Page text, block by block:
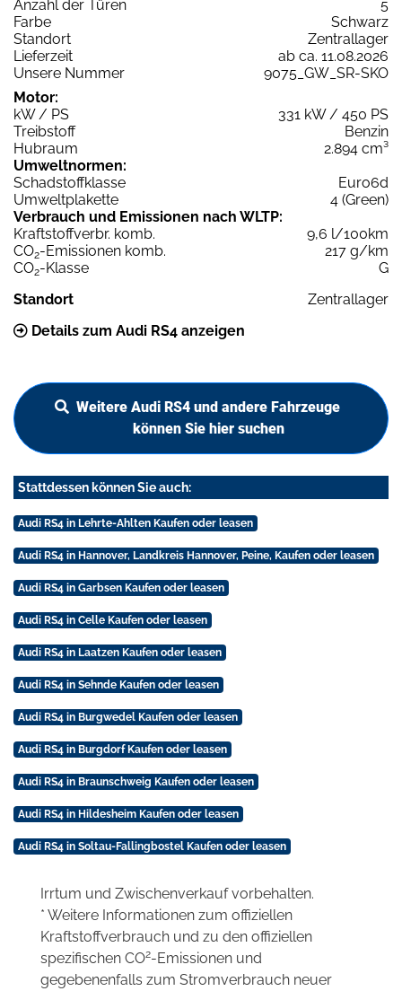
Anzahl der Türen
5
Farbe
Schwarz
Standort
Zentrallager
Lieferzeit
ab ca. 11.08.2026
Unsere Nummer
9075_GW_SR-SKO
Motor:
kW / PS
331 kW / 450 PS
Treibstoff
Benzin
Hubraum
2.894 cm³
Umweltnormen:
Schadstoffklasse
Euro6d
Umweltplakette
4 (Green)
Verbrauch und Emissionen nach WLTP:
Kraftstoffverbr. komb.
9,6 l/100km
CO2-Emissionen komb.
217 g/km
CO2-Klasse
G
Standort
Zentrallager
Details zum Audi RS4 anzeigen
Weitere Audi RS4 und andere Fahrzeuge
können Sie hier suchen
Stattdessen können Sie auch:
Audi RS4 in Lehrte-Ahlten Kaufen oder leasen
Audi RS4 in Hannover, Landkreis Hannover, Peine, Kaufen oder leasen
Audi RS4 in Garbsen Kaufen oder leasen
Audi RS4 in Celle Kaufen oder leasen
Audi RS4 in Laatzen Kaufen oder leasen
Audi RS4 in Sehnde Kaufen oder leasen
Audi RS4 in Burgwedel Kaufen oder leasen
Audi RS4 in Burgdorf Kaufen oder leasen
Audi RS4 in Braunschweig Kaufen oder leasen
Audi RS4 in Hildesheim Kaufen oder leasen
Audi RS4 in Soltau-Fallingbostel Kaufen oder leasen
Irrtum und Zwischenverkauf vorbehalten.
* Weitere Informationen zum offiziellen
Kraftstoffverbrauch und zu den offiziellen
spezifischen CO2-Emissionen und
gegebenenfalls zum Stromverbrauch neuer